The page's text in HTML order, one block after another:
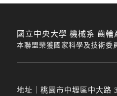
國立中央大學 機械系 齒輪
本聯盟榮獲國家科學及技術委
地址｜ 桃園市中壢區中大路